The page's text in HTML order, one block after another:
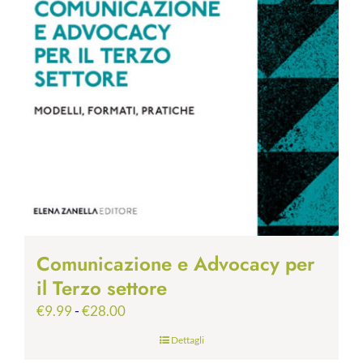
Comunicazione e Advocacy per
il Terzo settore
€9.99-€28.00Fascia
Dettagli